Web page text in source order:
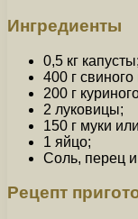
Ингредиенты
0,5 кг капусты;
400 г
200 г
2 луковицы;
150 г муки
1 яйцо;
Соль, перец
Рецепт